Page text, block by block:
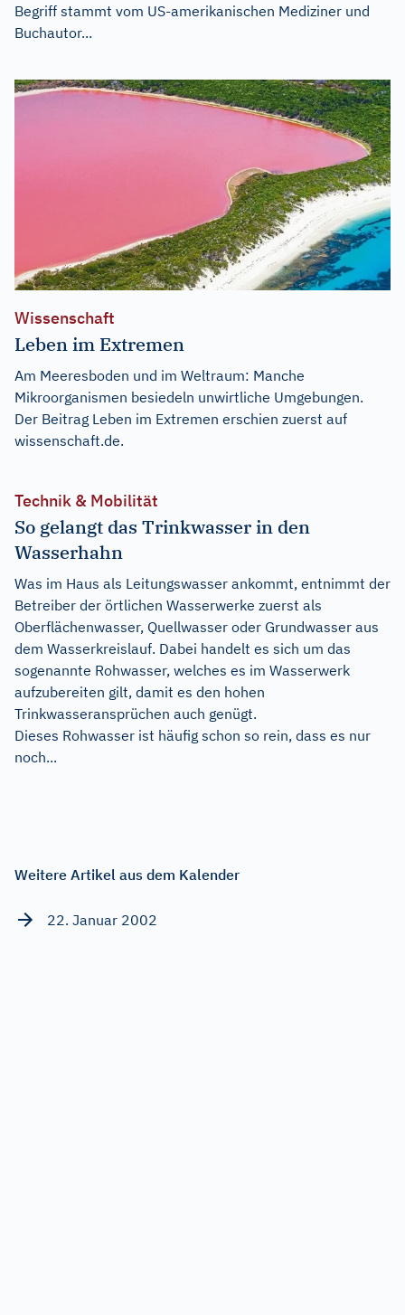
Begriff stammt vom US-amerikanischen Mediziner und
Buchautor...
Wissenschaft
Leben im Extremen
Am Meeresboden und im Weltraum: Manche
Mikroorganismen besiedeln unwirtliche Umgebungen.
Der Beitrag Leben im Extremen erschien zuerst auf
wissenschaft.de.
Technik & Mobilität
So gelangt das Trinkwasser in den
Wasserhahn
Was im Haus als Leitungswasser ankommt, entnimmt der
Betreiber der örtlichen Wasserwerke zuerst als
Oberflächenwasser, Quellwasser oder Grundwasser aus
dem Wasserkreislauf. Dabei handelt es sich um das
sogenannte Rohwasser, welches es im Wasserwerk
aufzubereiten gilt, damit es den hohen
Trinkwasseransprüchen auch genügt.
Dieses Rohwasser ist häufig schon so rein, dass es nur
noch...
Weitere Artikel aus dem Kalender
22. Januar 2002